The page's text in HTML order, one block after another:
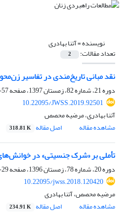
نویسنده =آتنا بهادری
تعداد مقالات: 2
نقد مبانی تاریخ‌مندی در تفاسیر
دوره 21، شماره 82، زمستان 1397، صفحه
57-76
10.22095/JWSS.2019.92501
آتنا بهادری، مرضیه محصص
مشاهده مقاله
اصل مقاله 318.81 K
تأملی بر «شرک جنسیتی» در
دوره 20، شماره 78، زمستان 1396، صفحه
29-49
10.22095/jwss.2018.120420
مرضیه محصص، آتنا بهادری
مشاهده مقاله
اصل مقاله 234.91 K